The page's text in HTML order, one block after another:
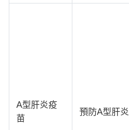
A型肝炎疫
苗
預防A型肝炎